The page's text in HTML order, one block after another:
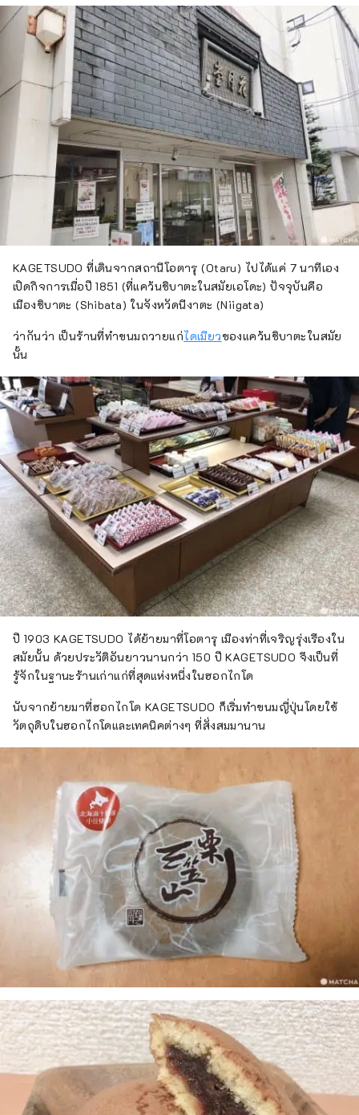
KAGETSUDO ที่เดินจากสถานีโอตารุ (Otaru) ไปได้แค่ 7 นาทีเอง
เปิดกิจการเมื่อปี 1851 (ที่แคว้นชิบาตะในสมัยเอโดะ) ปัจจุบันคือ
เมืองชิบาตะ (Shibata) ในจังหวัดนีงาตะ (Niigata)
ว่ากันว่า เป็นร้านที่ทำขนมถวายแก่ไดเมียวของแคว้นชิบาตะในสมัย
นั้น
ปี 1903 KAGETSUDO ได้ย้ายมาที่โอตารุ เมืองท่าที่เจริญรุ่งเรืองใน
สมัยนั้น ด้วยประวัติอันยาวนานกว่า 150 ปี KAGETSUDO จึงเป็นที่
รู้จักในฐานะร้านเก่าแก่ที่สุดแห่งหนึ่งในฮอกไกโด
นับจากย้ายมาที่ฮอกไกโด KAGETSUDO ก็เริ่มทำขนมญี่ปุ่นโดยใช้
วัตถุดิบในฮอกไกโดและเทคนิคต่างๆ ที่สั่งสมมานาน